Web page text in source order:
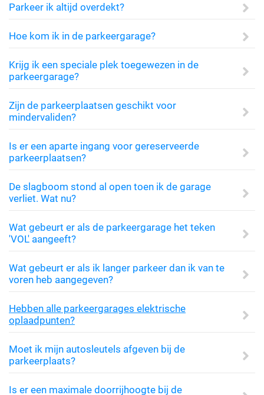
Parkeer ik altijd overdekt?
Hoe kom ik in de parkeergarage?
Krijg ik een speciale plek toegewezen in de
parkeergarage?
Zijn de parkeerplaatsen geschikt voor
mindervaliden?
Is er een aparte ingang voor gereserveerde
parkeerplaatsen?
De slagboom stond al open toen ik de garage
verliet. Wat nu?
Wat gebeurt er als de parkeergarage het teken
'VOL' aangeeft?
Wat gebeurt er als ik langer parkeer dan ik van te
voren heb aangegeven?
Hebben alle parkeergarages elektrische
oplaadpunten?
Moet ik mijn autosleutels afgeven bij de
parkeerplaats?
Is er een maximale doorrijhoogte bij de